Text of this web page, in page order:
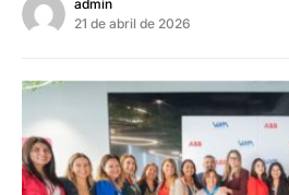
admin
21 de abril de 2026